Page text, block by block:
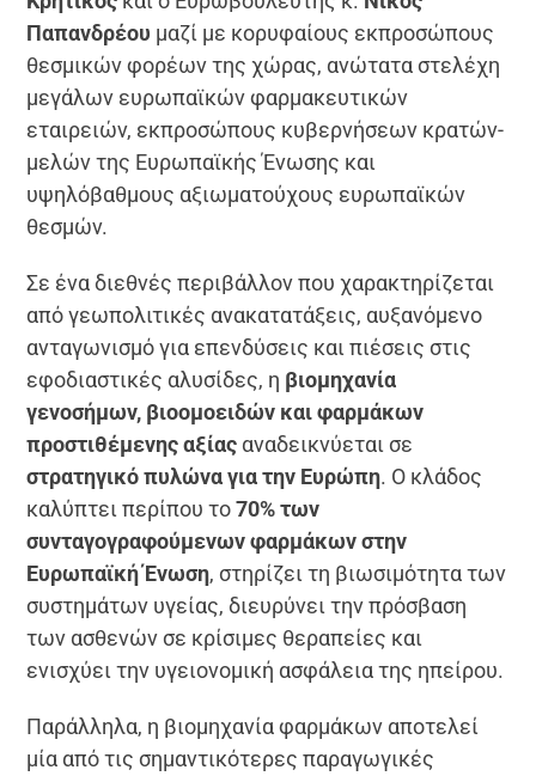
Παπανδρέου μαζί με κορυφαίους εκπροσώπους
θεσμικών φορέων της χώρας, ανώτατα στελέχη
μεγάλων ευρωπαϊκών φαρμακευτικών
εταιρειών, εκπροσώπους κυβερνήσεων κρατών-
μελών της Ευρωπαϊκής Ένωσης και
υψηλόβαθμους αξιωματούχους ευρωπαϊκών
θεσμών.
Σε ένα διεθνές περιβάλλον που χαρακτηρίζεται
από γεωπολιτικές ανακατατάξεις, αυξανόμενο
ανταγωνισμό για επενδύσεις και πιέσεις στις
εφοδιαστικές αλυσίδες, η βιομηχανία
γενοσήμων, βιοομοειδών και φαρμάκων
προστιθέμενης αξίας αναδεικνύεται σε
στρατηγικό πυλώνα για την Ευρώπη. Ο κλάδος
καλύπτει περίπου το70% των
συνταγογραφούμενων φαρμάκων στην
Ευρωπαϊκή Ένωση, στηρίζει τη βιωσιμότητα των
συστημάτων υγείας, διευρύνει την πρόσβαση
των ασθενών σε κρίσιμες θεραπείες και
ενισχύει την υγειονομική ασφάλεια της ηπείρου.
Παράλληλα, η βιομηχανία φαρμάκων αποτελεί
μία από τις σημαντικότερες παραγωγικές